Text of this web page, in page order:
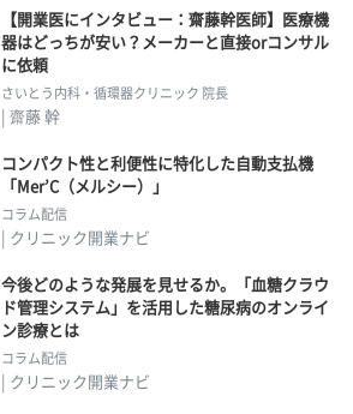
【開業医にインタビュー：齋藤幹医師】医療機
器はどっちが安い？メーカーと直接orコンサル
に依頼
さいとう内科・循環器クリニック 院長
| 齋藤 幹
コンパクト性と利便性に特化した自動支払機
「Mer’C（メルシー）」
コラム配信
| クリニック開業ナビ
今後どのような発展を見せるか。「血糖クラウ
ド管理システム」を活用した糖尿病のオンライ
ン診療とは
コラム配信
| クリニック開業ナビ